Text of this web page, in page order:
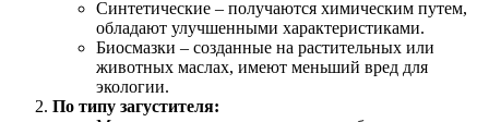
Синтетические – получаются химическим путем,
обладают улучшенными характеристиками.
Биосмазки – созданные на растительных или
животных маслах, имеют меньший вред для
экологии.
По типу загустителя: